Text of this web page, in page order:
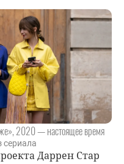
2020 — настоящее время
сериала
Даррен Стар